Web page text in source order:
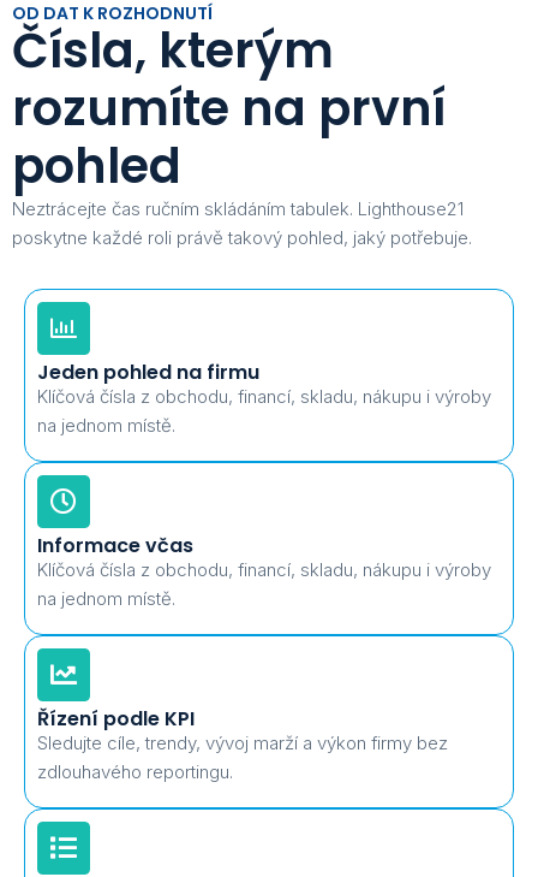
OD DAT K ROZHODNUTÍ
Čísla, kterým
rozumíte na první
pohled
Neztrácejte čas ručním skládáním tabulek. Lighthouse21
poskytne každé roli právě takový pohled, jaký potřebuje.
Jeden pohled na firmu
Klíčová čísla z obchodu, financí, skladu, nákupu i výroby
na jednom místě.
Informace včas
Klíčová čísla z obchodu, financí, skladu, nákupu i výroby
na jednom místě.
Řízení podle KPI
Sledujte cíle, trendy, vývoj marží a výkon firmy bez
zdlouhavého reportingu.